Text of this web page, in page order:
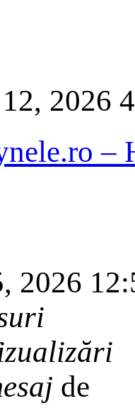
2026
–
2026
de